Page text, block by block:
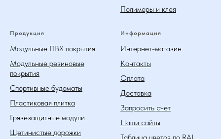
Полимеры и клея
Продукция
Модульные ПВХ покрытия
Модульные резиновые
покрытия
Спортивные будоматы
Пластиковая плитка
Грязезащитные модули
Щетинистые дорожки
Информация
Интернет-магазин
Контакты
Оплата
Доставка
Запросить счет
Наши сайты